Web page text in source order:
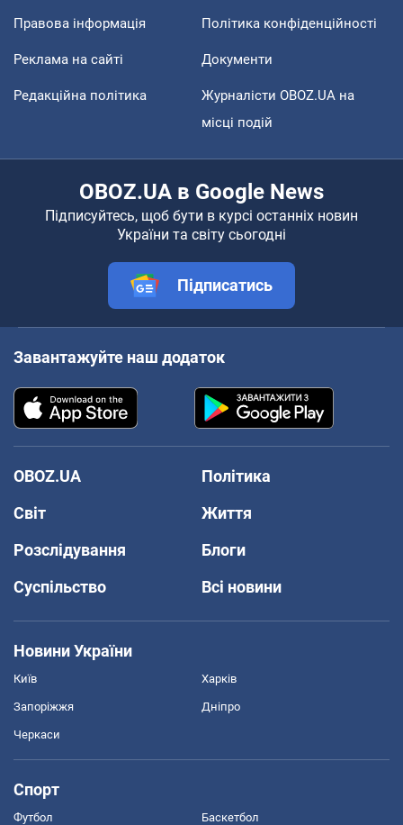
Правова інформація Політика конфіденційності
Реклама на сайті Документи
Редакційна політика
Журналісти OBOZ.UA на
місці подій
OBOZ.UA в Google News
Підписуйтесь, щоб бути в курсі останніх новин
України та світу сьогодні
Підписатись
Завантажуйте наш додаток
OBOZ.UA
Політика
Світ
Життя
Розслідування
Блоги
Суспільство
Всі новини
Новини України
Київ Харків
Запоріжжя Дніпро
Черкаси
Спорт
Футбол Баскетбол